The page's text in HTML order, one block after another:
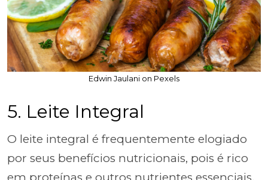
Edwin Jaulani on Pexels
5. Leite Integral
O leite integral é frequentemente elogiado
por seus benefícios nutricionais, pois é rico
em proteínas e outros nutrientes essenciais.